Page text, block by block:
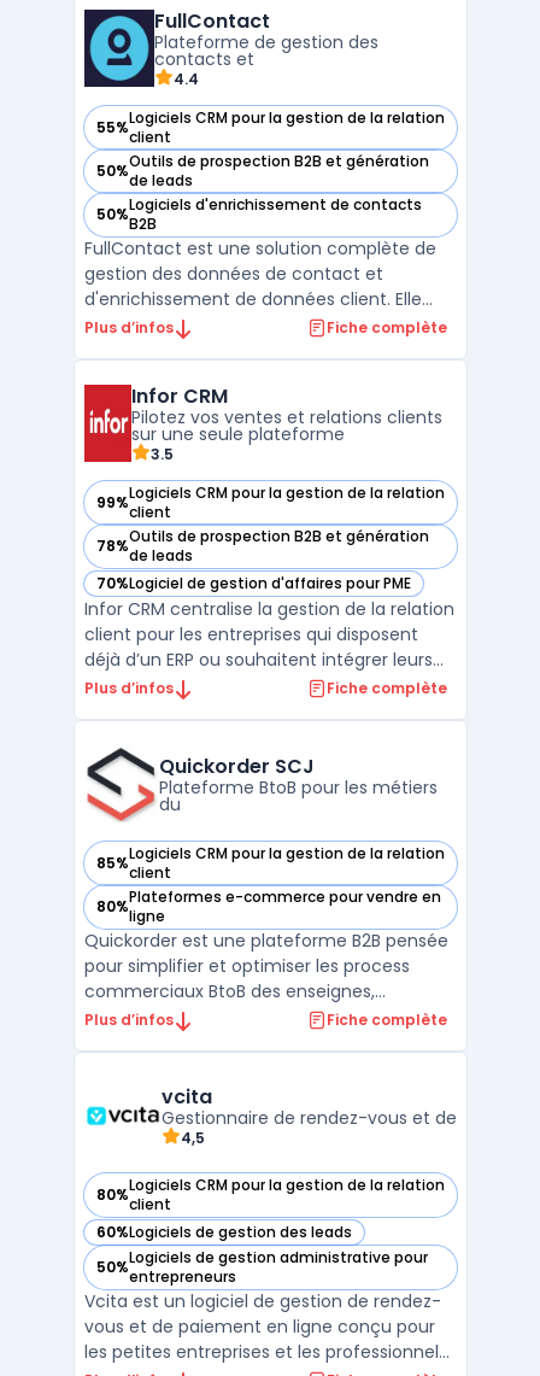
Grâce à ses techniques de gestion et de
suivi des leads, Divalto Weavy ...
FullContact
Plateforme de gestion des
contacts et
4.4
55%Logiciels CRM pour la gestion de la relation
client
— voir FullContact dans cette catégorie
50%Outils de prospection B2B et génération
de leads
— voir FullContact dans cette catégorie
50%Logiciels d'enrichissement de contacts
B2B
— voir FullContact dans cette catégorie
FullContact est une solution complète de
gestion des données de contact et
d'enrichissement de données client. Elle
permet aux entreprises de centraliser,
précision des données utilisées pour la
gestion de la relati ...
Plus d’infos Fiche complète
Infor CRM
Pilotez vos ventes et relations clients
sur une seule plateforme
3.5
99%Logiciels CRM pour la gestion de la relation
client
— voir Infor CRM dans cette catégorie
78%Outils de prospection B2B et génération
de leads
— voir Infor CRM dans cette catégorie
70%Logiciel de gestion d'affaires pour PME
— voir Infor CRM dans cette catégorie
Infor CRM centralise la gestion de la relation
client pour les entreprises qui disposent
déjà d’un ERP ou souhaitent intégrer leurs
flux commerciaux et services. Ce logiciel
suivi des clients sur toute la durée du cycl ...
Plus d’infos Fiche complète
Quickorder SCJ
Plateforme BtoB pour les métiers
du
85%Logiciels CRM pour la gestion de la relation
client
— voir Quickorder SCJ dans cette catégorie
80%Plateformes e-commerce pour vendre en
ligne
— voir Quickorder SCJ dans cette catégorie
Quickorder est une plateforme B2B pensée
pour simplifier et optimiser les process
commerciaux BtoB des enseignes,
grossistes, distributeurs et points de vente
application mobile SFA dédiée aux forces
de vente, Quickorder facilite la ...
Plus d’infos Fiche complète
vcita
Gestionnaire de rendez-vous et de
4,5
80%Logiciels CRM pour la gestion de la relation
client
— voir vcita dans cette catégorie
60%Logiciels de gestion des leads
— voir vcita dans cette catégorie
50%Logiciels de gestion administrative pour
entrepreneurs
— voir vcita dans cette catégorie
Vcita est un logiciel de gestion de rendez-
vous et de paiement en ligne conçu pour
les petites entreprises et les professionnels